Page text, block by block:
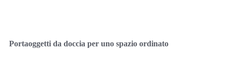
Portaoggetti da doccia per uno spazio ordinato